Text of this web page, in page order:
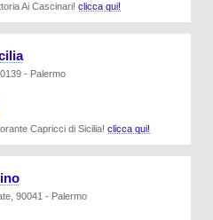
Ai Cascinari! clicca qui!
- Palermo
Capricci di Sicilia! clicca qui!
90041 - Palermo